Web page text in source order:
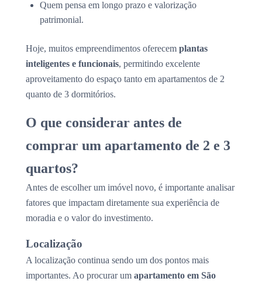
Quem pensa em longo prazo e valorização
patrimonial.
Hoje, muitos empreendimentos oferecem plantas
inteligentes e funcionais, permitindo excelente
aproveitamento do espaço tanto em apartamentos de 2
quanto de 3 dormitórios.
O que considerar antes de
comprar um apartamento de 2 e 3
quartos?
Antes de escolher um imóvel novo, é importante analisar
fatores que impactam diretamente sua experiência de
moradia e o valor do investimento.
Localização
A localização continua sendo um dos pontos mais
importantes. Ao procurar um apartamento em São